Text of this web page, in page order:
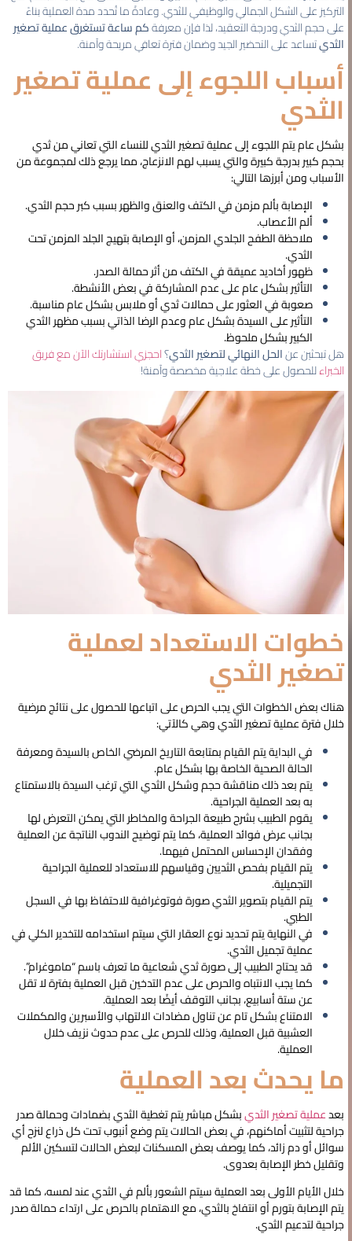
التركيز على الشكل الجمالي والوظيفي للثدي. وعادةً ما تُحدد مدة العملية بناءً
على حجم الثدي ودرجة التعقيد، لذا فإن معرفةكم ساعة تستغرق عملية تصغير
الثديتساعد على التحضير الجيد وضمان فترة تعافي مريحة وآمنة.
أسباب اللجوء إلى عملية تصغير
الثدي
بشكل عام يتم اللجوء إلى عمليةتصغير الثديللنساء التي تعاني من ثدي
بحجم كبير بدرجة كبيرة والتي يسبب لهم الانزعاج، مما يرجع ذلك لمجموعة من
الأسباب ومن أبرزها التالي:
الإصابة بألم مزمن في الكتف والعنق والظهر بسبب كبر حجم الثدي.
ألم الأعصاب.
ملاحظة الطفح الجلدي المزمن، أو الإصابة بتهيج الجلد المزمن تحت
الثدي.
ظهور أخاديد عميقة في الكتف من أثر حمالة الصدر.
التأثير بشكل عام على عدم المشاركة في بعض الأنشطة.
صعوبة في العثور على حمالات ثدي أو ملابس بشكل عام مناسبة.
التأثير على السيدة بشكل عام وعدم الرضا الذاتي بسبب مظهر الثدي
الكبير بشكل ملحوظ.
هل تبحثين عنالحل النهائي لتصغير الثدي؟احجزي استشارتك الآن مع فريق
الخبراءللحصول على خطة علاجية مخصصة وآمنة!
خطوات الاستعدادلعملية
تصغير الثدي
هناك بعض الخطوات التي يجب الحرص على اتباعها للحصول على نتائج مرضية
خلال فترة عمليةتصغير الثديوهي كالآتي:
في البداية يتم القيام بمتابعة التاريخ المرضي الخاص بالسيدة ومعرفة
الحالة الصحية الخاصة بها بشكل عام.
يتم بعد ذلك مناقشة حجم وشكل الثدي التي ترغب السيدة بالاستمتاع
به بعد العملية الجراحية.
يقوم الطبيب بشرح طبيعة الجراحة والمخاطر التي يمكن التعرض لها
بجانب عرض فوائد العملية، كما يتم توضيح الندوب الناتجة عن العملية
وفقدان الإحساس المحتمل فيهما.
يتم القيام بفحص الثديين وقياسهم للاستعداد للعملية الجراحية
التجميلية.
يتم القيام بتصوير الثدي صورة فوتوغرافية للاحتفاظ بها في السجل
الطبي.
في النهاية يتم تحديد نوع العقار التي سيتم استخدامه للتخدير الكلي في
عملية تجميل الثدي.
قد يحتاج الطبيب إلى صورة ثدي شعاعية ما تعرف باسم “ماموغرام”.
كما يجب الانتباه والحرص على عدم التدخين قبل العملية بفترة لا تقل
عن ستة أسابيع، بجانب التوقف أيضًا بعد العملية.
الامتناع بشكل تام عن تناول مضادات الالتهاب والأسبرين والمكملات
العشبية قبل العملية، وذلك للحرص على عدم حدوث نزيف خلال
العملية.
ما يحدث بعد العملية
بعدعملية تصغير الثديبشكل مباشر يتم تغطية الثدي بضمادات وحمالة صدر
جراحية لتثبيت أماكنهم، في بعض الحالات يتم وضع أنبوب تحت كل ذراع لنزح أي
سوائل أو دم زائد، كما يوصف بعض المسكنات لبعض الحالات لتسكين الألم
وتقليل خطر الإصابة بعدوى.
خلال الأيام الأولى بعد العملية سيتم الشعور بألم في الثدي عند لمسه، كما قد
يتم الإصابة بتورم أو انتفاخ بالثدي، مع الاهتمام بالحرص على ارتداء حمالة صدر
جراحية لتدعيم الثدي.